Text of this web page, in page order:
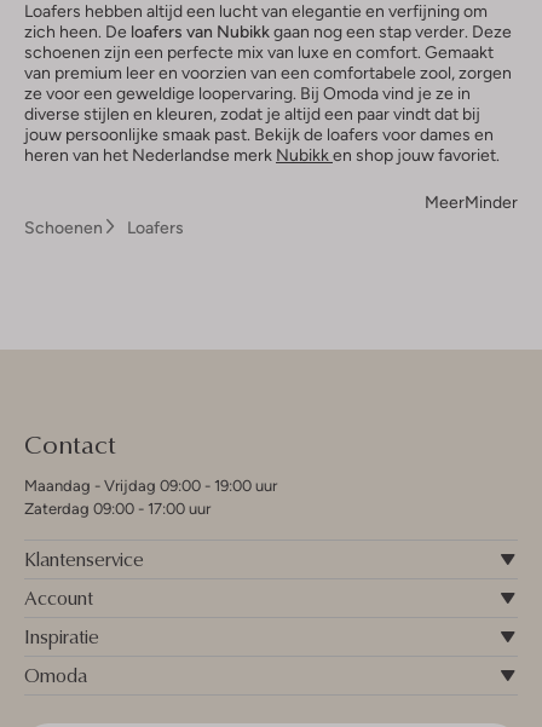
Loafers hebben altijd een lucht van elegantie en verfijning om
zich heen. De loafers van Nubikkgaan nog een stap verder. Deze
schoenen zijn een perfecte mix van luxe en comfort. Gemaakt
van premium leer en voorzien van een comfortabele zool, zorgen
ze voor een geweldige loopervaring. Bij Omoda vind je ze in
diverse stijlen en kleuren, zodat je altijd een paar vindt dat bij
jouw persoonlijke smaak past. Bekijk de loafers voor dames en
heren van het Nederlandse merk Nubikken shop jouw favoriet.
MeerMinder
Schoenen
Loafers
Contact
Maandag - Vrijdag 09:00 - 19:00 uur
Zaterdag 09:00 - 17:00 uur
Klantenservice
Account
Inspiratie
Omoda